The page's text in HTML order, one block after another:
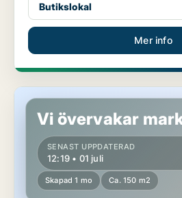
Butikslokal
Mer info
Butikslokal i Malmö Centrum
Vi övervakar
SENAST UPPDATERAD
12:19 • 01 juli
Skapad 1 mo Ca. 150 m2